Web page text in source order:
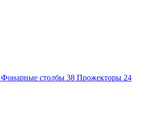
Фонарные столбы 38 Прожекторы 24